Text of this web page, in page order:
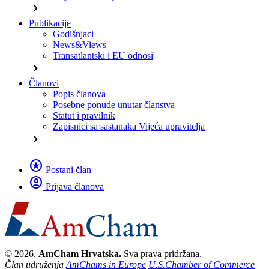
chevron_right
Publikacije
Godišnjaci
News&Views
Transatlantski i EU odnosi
chevron_right
Članovi
Popis članova
Posebne ponude unutar članstva
Statut i pravilnik
Zapisnici sa sastanaka Vijeća upravitelja
chevron_right
stars Postani član
account_circle Prijava članova
© 2026. AmCham Hrvatska. Sva prava pridržana.
Član udruženja AmChams in Europe U.S.Chamber of Commerce